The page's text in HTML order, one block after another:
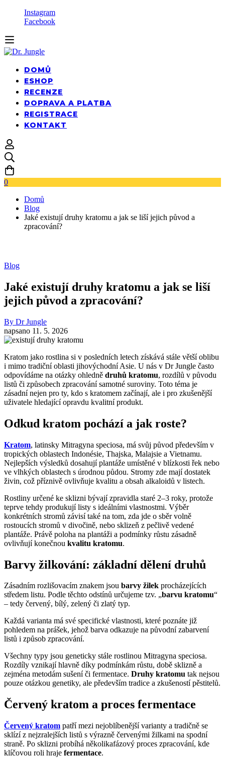
Instagram
Facebook
DOMŮ
ESHOP
RECENZE
DOPRAVA A PLATBA
REGISTRACE
KONTAKT
0
Domů
Blog
Jaké existují druhy kratomu a jak se liší jejich původ a
zpracování?
Blog
Jaké existují druhy kratomu a jak se liší
jejich původ a zpracování?
By Dr Jungle
napsano 11. 5. 2026
Kratom jako rostlina si v posledních letech získává stále větší oblibu
i mimo tradiční oblasti jihovýchodní Asie. U nás v Dr Jungle často
odpovídáme na otázky ohledně druhů kratomu, rozdílů v původu
listů či způsobech zpracování samotné suroviny. Toto téma je
zásadní nejen pro ty, kdo s kratomem začínají, ale i pro zkušenější
uživatele hledající opravdu kvalitní produkt.
Odkud kratom pochází a jak roste?
Kratom, latinsky Mitragyna speciosa, má svůj původ především v
tropických oblastech Indonésie, Thajska, Malajsie a Vietnamu.
Nejlepších výsledků dosahují plantáže umístěné v blízkosti řek nebo
ve vlhkých oblastech s úrodnou půdou. Stromy zde mají dostatek
živin, což příznivě ovlivňuje kvalitu a obsah alkaloidů v listech.
Rostliny určené ke sklizni bývají zpravidla staré 2–3 roky, protože
teprve tehdy produkují listy s ideálními vlastnostmi. Výběr
konkrétních stromů závisí také na tom, zda jde o sběr volně
rostoucích stromů v divočině, nebo sklizeň z pečlivě vedené
plantáže. Právě poloha na plantáži a podmínky růstu zásadně
ovlivňují konečnou kvalitu kratomu.
Barvy žilkování: základní dělení druhů
Zásadním rozlišovacím znakem jsou barvy žilek procházejících
středem listu. Podle těchto odstínů určujeme tzv. „barvu kratomu“
– tedy červený, bílý, zelený či zlatý typ.
Každá varianta má své specifické vlastnosti, které poznáte již
pohledem na prášek, jehož barva odkazuje na původní zabarvení
listů i způsob zpracování.
Všechny typy jsou geneticky stále rostlinou Mitragyna speciosa.
Rozdíly vznikají hlavně díky podmínkám růstu, době sklizně a
zejména metodám sušení či fermentace. Druhy kratomu tak nejsou
pouze otázkou genetiky, ale především tradice a zkušeností pěstitelů.
Červený kratom a proces fermentace
Červený kratom patří mezi nejoblíbenější varianty a tradičně se
sklízí z nejzralejších listů s výrazně červenými žilkami na spodní
straně. Po sklizni probíhá několikafázový proces zpracování, kde
klíčovou roli hraje fermentace.